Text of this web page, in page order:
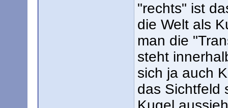
"rechts" ist
die Welt als
man die
steht
sich ja auch
das Sichtfeld